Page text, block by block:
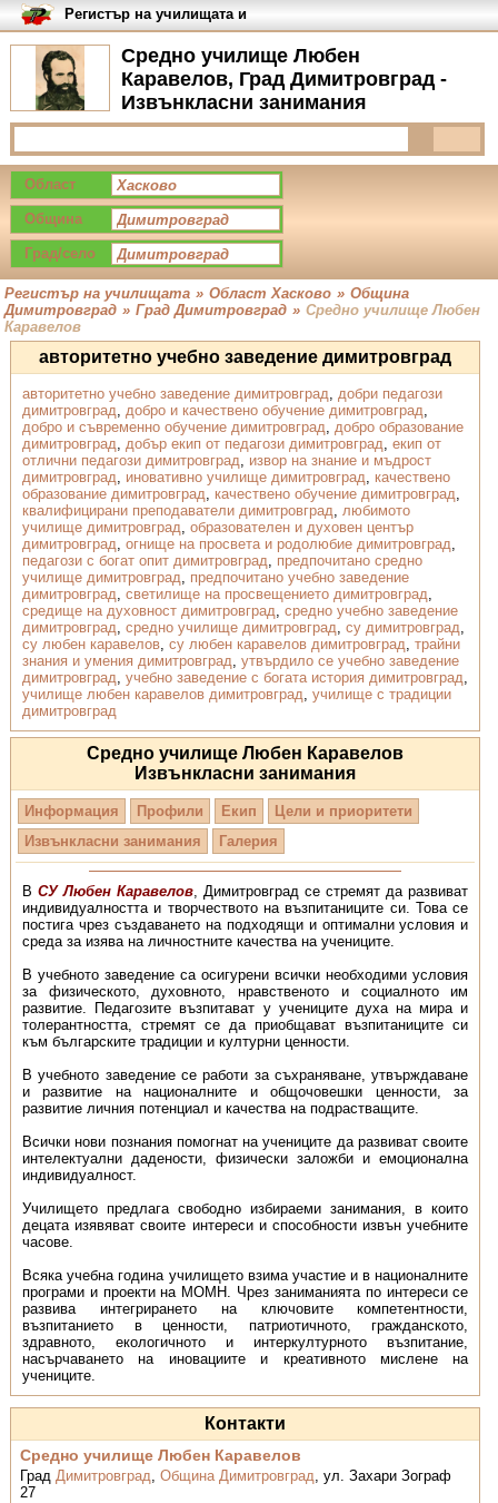
Средно училище Любен
Каравелов, Град Димитровград -
Извънкласни занимания
Регистър на училищата и
университетите в България
Област
Община
Град/село
Регистър на училищата » Област Хасково » Община
Димитровград » Град Димитровград » Средно училище Любен
Каравелов
авторитетно учебно заведение димитровград
авторитетно учебно заведение димитровград, добри педагози
димитровград, добро и качествено обучение димитровград,
добро и съвременно обучение димитровград, добро образование
димитровград, добър екип от педагози димитровград, екип от
отлични педагози димитровград, извор на знание и мъдрост
димитровград, иновативно училище димитровград, качествено
образование димитровград, качествено обучение димитровград,
квалифицирани преподаватели димитровград, любимото
училище димитровград, образователен и духовен център
димитровград, огнище на просвета и родолюбие димитровград,
педагози с богат опит димитровград, предпочитано средно
училище димитровград, предпочитано учебно заведение
димитровград, светилище на просвещението димитровград,
средище на духовност димитровград, средно учебно заведение
димитровград, средно училище димитровград, су димитровград,
су любен каравелов, су любен каравелов димитровград, трайни
знания и умения димитровград, утвърдило се учебно заведение
димитровград, учебно заведение с богата история димитровград,
училище любен каравелов димитровград, училище с традиции
димитровград
Средно училище Любен Каравелов
Извънкласни занимания
Информация Профили Екип
Цели и приоритети
Извънкласни занимания
Галерия
ВСУ Любен Каравелов, Димитровград се стремят да развиват
индивидуалността и творчеството на възпитаниците си. Това се
постига чрез създаването на подходящи и оптимални условия и
среда за изява на личностните качества на учениците.
В учебното заведение са осигурени всички необходими условия
за физическото, духовното, нравственото и социалното им
развитие. Педагозите възпитават у учениците духа на мира и
толерантността, стремят се да приобщават възпитаниците си
към българските традиции и културни ценности.
В учебното заведение се работи за съхраняване, утвърждаване
и развитие на националните и общочовешки ценности, за
развитие личния потенциал и качества на подрастващите.
Всички нови познания помогнат на учениците да развиват своите
интелектуални дадености, физически заложби и емоционална
индивидуалност.
Училището предлага свободно избираеми занимания, в които
децата изявяват своите интереси и способности извън учебните
часове.
Всяка учебна година училището взима участие и в националните
програми и проекти на МОМН. Чрез заниманията по интереси се
развива интегрирането на ключовите компетентности,
възпитанието в ценности, патриотичното, гражданското,
здравното, екологичното и интеркултурното възпитание,
насърчаването на иновациите и креативното мислене на
учениците.
Контакти
Средно училище Любен Каравелов
ГрадДимитровград,Община Димитровград,ул. Захари Зограф
27